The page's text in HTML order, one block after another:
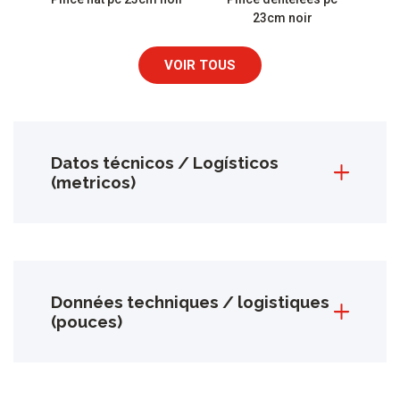
23cm noir
VOIR TOUS
Datos técnicos / Logísticos
(metricos)
Données techniques / logistiques
(pouces)